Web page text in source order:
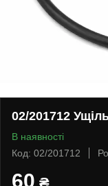
02/201712
В наявності
Код: 02/201712
60